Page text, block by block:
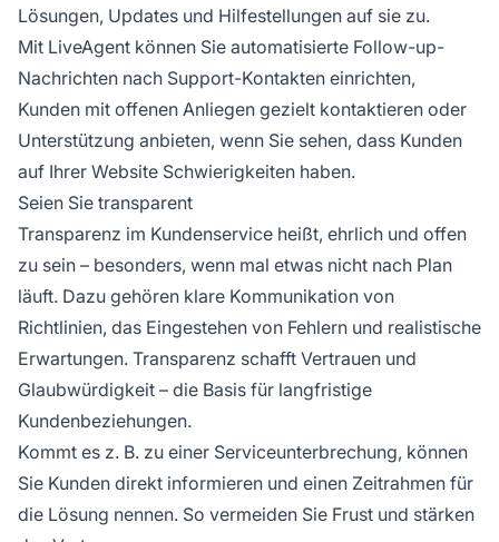
Lösungen, Updates und Hilfestellungen auf sie zu.
Mit LiveAgent können Sie automatisierte Follow-up-
Nachrichten nach Support-Kontakten einrichten,
Kunden mit offenen Anliegen gezielt kontaktieren oder
Unterstützung anbieten, wenn Sie sehen, dass Kunden
auf Ihrer Website Schwierigkeiten haben.
Seien Sie transparent
Transparenz im Kundenservice heißt, ehrlich und offen
zu sein – besonders, wenn mal etwas nicht nach Plan
läuft. Dazu gehören klare Kommunikation von
Richtlinien, das Eingestehen von Fehlern und realistische
Erwartungen. Transparenz schafft Vertrauen und
Glaubwürdigkeit – die Basis für langfristige
Kundenbeziehungen.
Kommt es z. B. zu einer Serviceunterbrechung, können
Sie Kunden direkt informieren und einen Zeitrahmen für
die Lösung nennen. So vermeiden Sie Frust und stärken